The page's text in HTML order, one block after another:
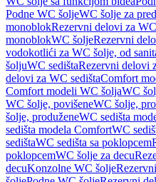
Podne WC šoljeWC šolje za
monoblokRezervni delovi za
monoblokWC šoljeRezervni
vodokotlići za WC šolje, od
šoljuWC sedištaRezervni delovi
delovi za WC sedištaComfort
Comfort modeli WC šoljaWC
WC šolje, povišeneWC šolje,
šolje, produženeWC sedišta
sedišta modela ComfortWC
sedištaWC sedišta sa poklopcem
poklopcemWC šolje za decu
decuKonzolne WC šolje